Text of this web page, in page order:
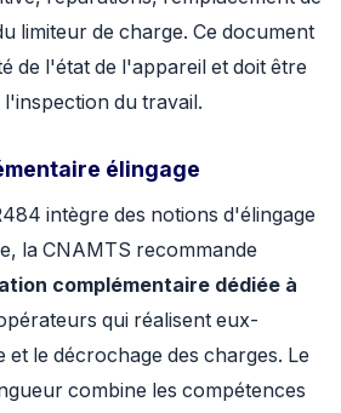
limiteur de charge. Ce document
de l'état de l'appareil et doit être
du travail.
élingage
intègre des notions d'élingage
la CNAMTS recommande
complémentaire dédiée à
qui réalisent eux-
le décrochage des charges. Le
combine les compétences